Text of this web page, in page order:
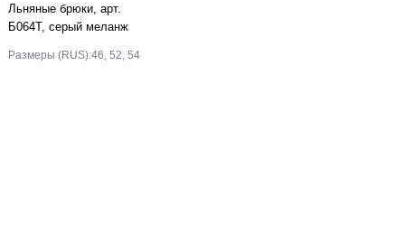
Льняные брюки, арт.
Б064Т, серый меланж
Размеры (RUS):46, 52, 54